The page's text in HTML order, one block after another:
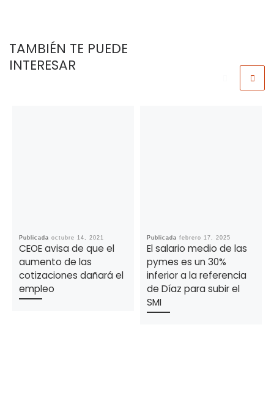
TAMBIÉN TE PUEDE
INTERESAR
Publicada octubre 14, 2021
CEOE avisa de que el
aumento de las
cotizaciones dañará el
empleo
Publicada febrero 17, 2025
El salario medio de las
pymes es un 30%
inferior a la referencia
de Díaz para subir el
SMI